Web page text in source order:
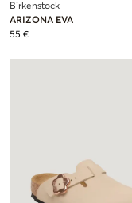
Birkenstock
ARIZONA EVA
55 €